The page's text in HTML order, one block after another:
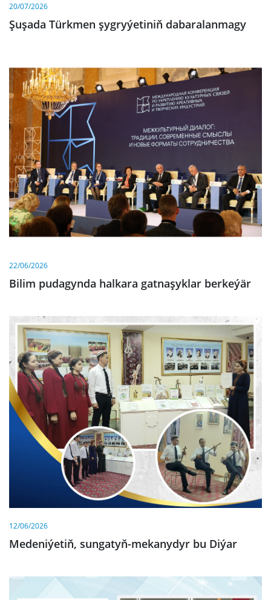
20/07/2026
Şuşada Türkmen şygryýetiniň dabaralanmagy
22/06/2026
Bilim pudagynda halkara gatnaşyklar berkeýär
12/06/2026
Medeniýetiň, sungatyň-mekanydyr bu Diýar